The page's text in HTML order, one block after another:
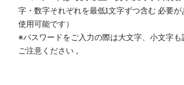
字・数字それぞれを最低1文字ずつ含む 必要
使用可能です）
※パスワードをご入力の際は大文字、小文字
ご注意ください 。